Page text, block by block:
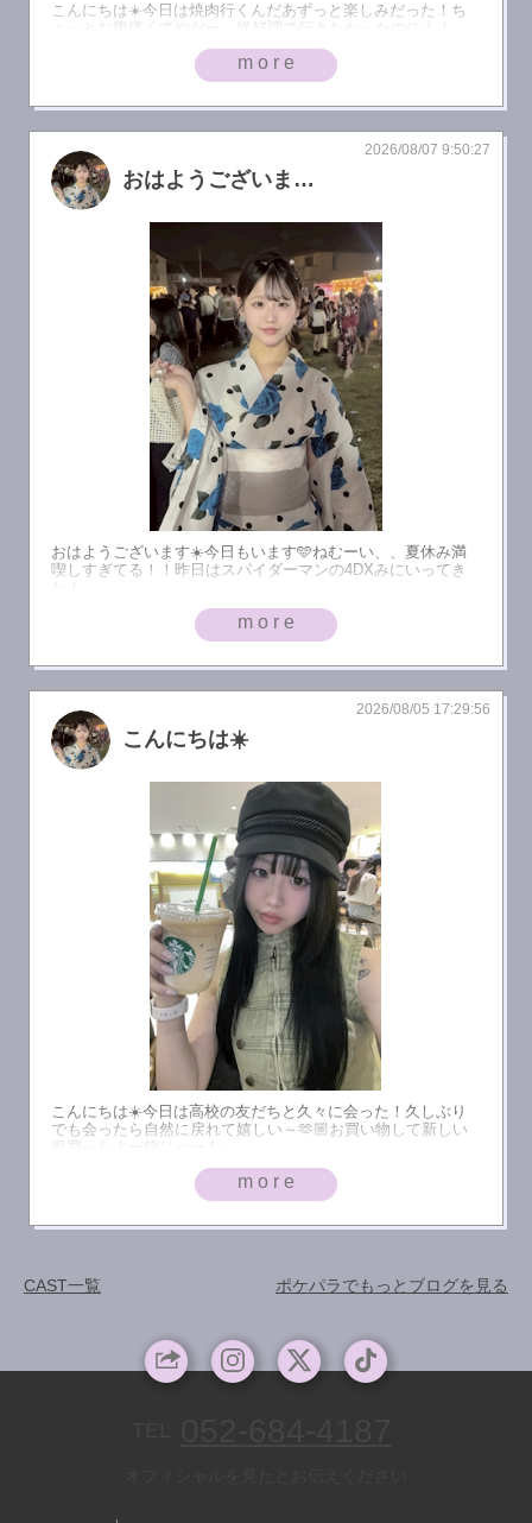
こんにちは☀️今日は焼肉行くんだあずっと楽しみだった！ち
ょっとお腹痛くてやだー、絶好調で行きたかったのに！！
more
おはようございます☀
2026/08/07 9:50:27
おはようございます☀️今日もいます🩵ねむーい、、夏休み満
喫しすぎてる！！昨日はスパイダーマンの4DXみにいってき
た！
more
こんにちは☀️
2026/08/05 17:29:56
こんにちは☀️今日は高校の友だちと久々に会った！久しぶり
でも会ったら自然に戻れて嬉しい～🫶🏼お買い物して新しい
服買ったよー💚じゃーん↓
more
ポケパラでもっとブログを見る
CAST一覧